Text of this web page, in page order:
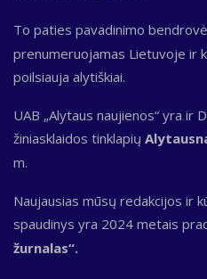
To paties pavadinimo
prenumeruojamas Lietuvoje ir
poilsiauja alytiškiai.
UAB „Alytaus naujienos“ yra ir
žiniasklaidos tinklapių
m.
Naujausias mūsų redakcijos ir
spaudinys yra 2024 metais
žurnalas“.